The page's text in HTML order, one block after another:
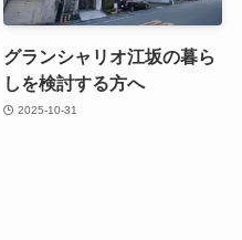
グランシャリオ江坂の暮ら
しを検討する方へ
2025-10-31